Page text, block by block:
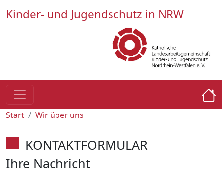
Kinder- und Jugendschutz in NRW
Start Wir über uns
KONTAKTFORMULAR
Ihre Nachricht